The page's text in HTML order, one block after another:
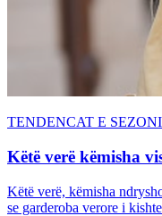
TENDENCAT E
Këtë verë këmisha
Këtë verë, këmisha
se garderoba verore i